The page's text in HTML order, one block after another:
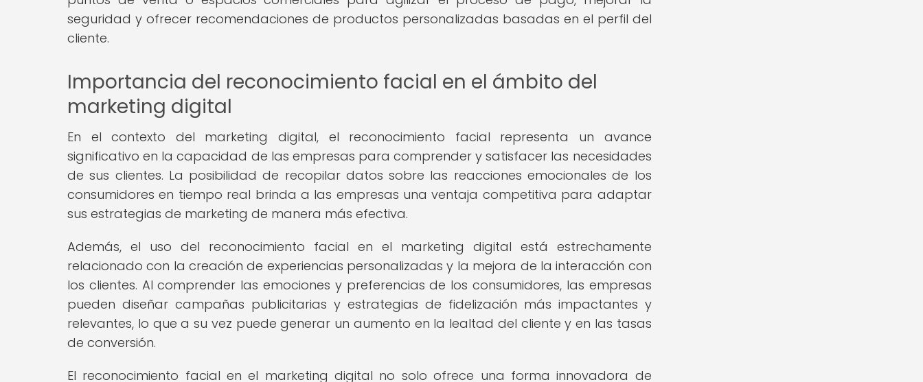
seguridad y ofrecer recomendaciones de productos personalizadas basadas en el perfil del
cliente.
Importancia del reconocimiento facial en el ámbito del
marketing digital
En el contexto del marketing digital, el reconocimiento facial representa un avance
significativo en la capacidad de las empresas para comprender y satisfacer las necesidades
de sus clientes. La posibilidad de recopilar datos sobre las reacciones emocionales de los
consumidores en tiempo real brinda a las empresas una ventaja competitiva para adaptar
sus estrategias de marketing de manera más efectiva.
Además, el uso del reconocimiento facial en el marketing digital está estrechamente
relacionado con la creación de experiencias personalizadas y la mejora de la interacción con
los clientes. Al comprender las emociones y preferencias de los consumidores, las empresas
pueden diseñar campañas publicitarias y estrategias de fidelización más impactantes y
relevantes, lo que a su vez puede generar un aumento en la lealtad del cliente y en las tasas
de conversión.
El reconocimiento facial en el marketing digital no solo ofrece una forma innovadora de